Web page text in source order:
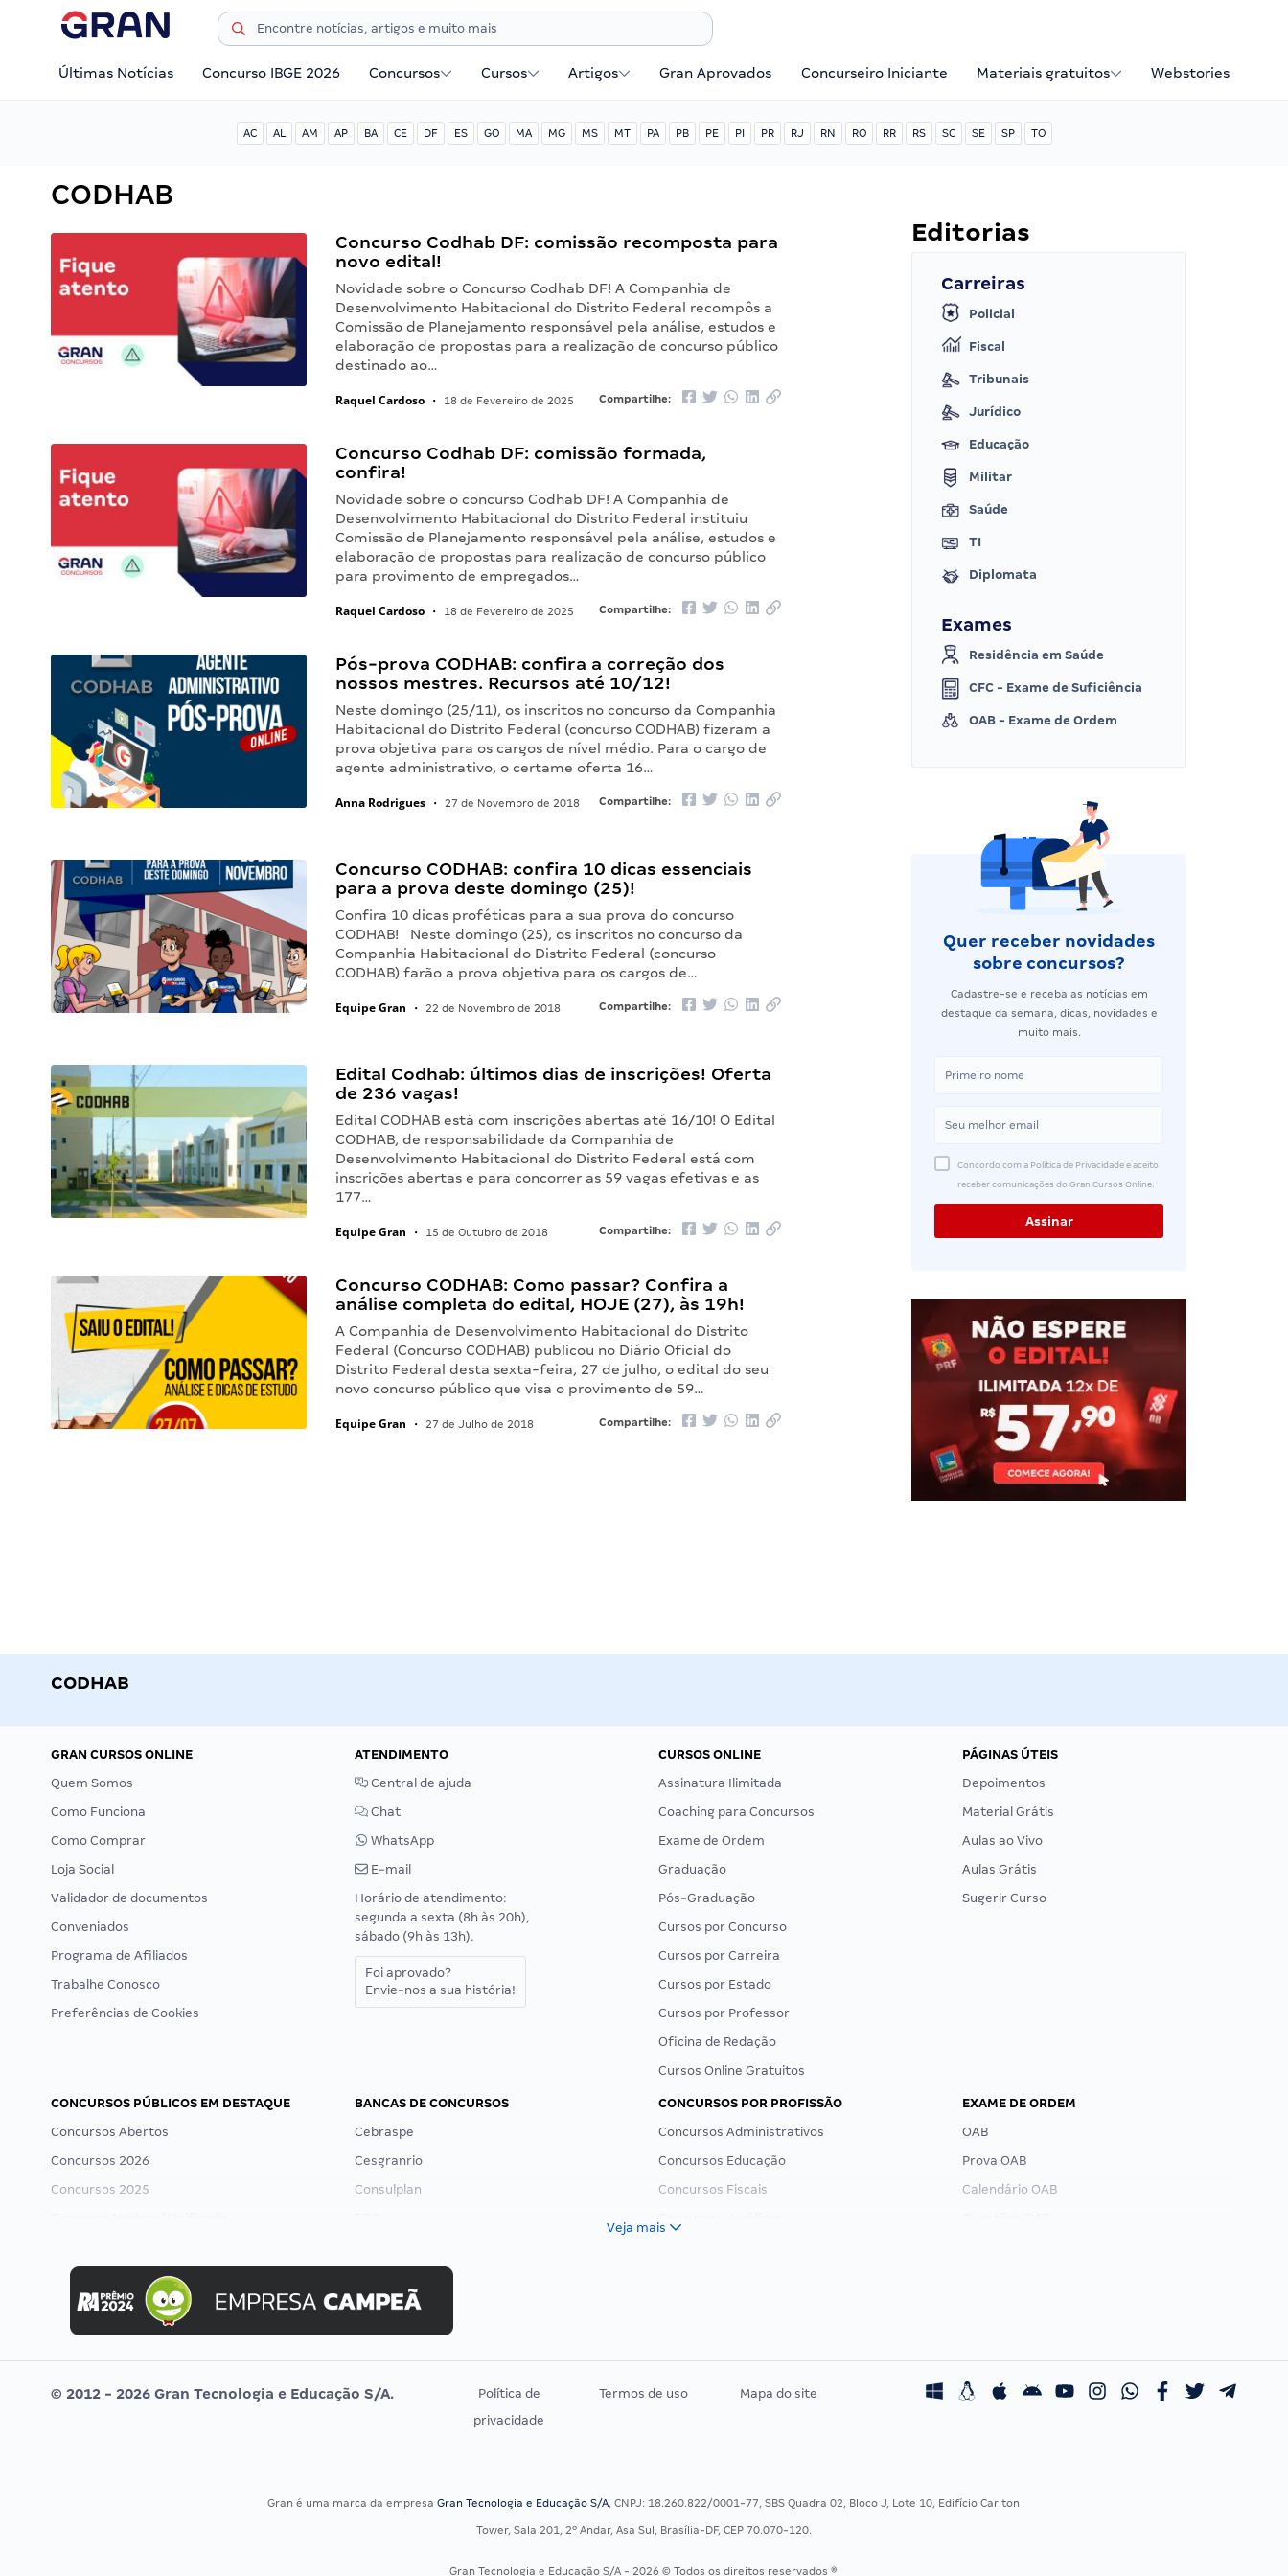
Últimas Notícias Concurso IBGE 2026 Concursos Cursos Artigos Gran Aprovados Concurseiro Iniciante Materiais gratuitos Webstories
AC AL AM AP BA CE DF ES GO MA MG MS MT PA PB PE PI PR RJ RN RO RR RS SC SE SP TO
CODHAB
Concurso Codhab DF: comissão recomposta para
novo edital!
Novidade sobre o Concurso Codhab DF! A Companhia de
Desenvolvimento Habitacional do Distrito Federal recompôs a
Comissão de Planejamento responsável pela análise, estudos e
elaboração de propostas para a realização de concurso público
destinado ao…
Raquel Cardoso • 18 de Fevereiro de 2025 Compartilhe:
Concurso Codhab DF: comissão formada,
confira!
Novidade sobre o concurso Codhab DF! A Companhia de
Desenvolvimento Habitacional do Distrito Federal instituiu
Comissão de Planejamento responsável pela análise, estudos e
elaboração de propostas para realização de concurso público
para provimento de empregados…
Raquel Cardoso • 18 de Fevereiro de 2025 Compartilhe:
Pós-prova CODHAB: confira a correção dos
nossos mestres. Recursos até 10/12!
Neste domingo (25/11), os inscritos no concurso da Companhia
Habitacional do Distrito Federal (concurso CODHAB) fizeram a
prova objetiva para os cargos de nível médio. Para o cargo de
agente administrativo, o certame oferta 16…
Anna Rodrigues • 27 de Novembro de 2018 Compartilhe:
Concurso CODHAB: confira 10 dicas essenciais
para a prova deste domingo (25)!
Confira 10 dicas proféticas para a sua prova do concurso
CODHAB! Neste domingo (25), os inscritos no concurso da
Companhia Habitacional do Distrito Federal (concurso
CODHAB) farão a prova objetiva para os cargos de…
Equipe Gran • 22 de Novembro de 2018 Compartilhe:
Edital Codhab: últimos dias de inscrições! Oferta
de 236 vagas!
Edital CODHAB está com inscrições abertas até 16/10! O Edital
CODHAB, de responsabilidade da Companhia de
Desenvolvimento Habitacional do Distrito Federal está com
inscrições abertas e para concorrer as 59 vagas efetivas e as
177…
Equipe Gran • 15 de Outubro de 2018 Compartilhe:
Concurso CODHAB: Como passar? Confira a
análise completa do edital, HOJE (27), às 19h!
A Companhia de Desenvolvimento Habitacional do Distrito
Federal (Concurso CODHAB) publicou no Diário Oficial do
Distrito Federal desta sexta-feira, 27 de julho, o edital do seu
novo concurso público que visa o provimento de 59…
Equipe Gran • 27 de Julho de 2018 Compartilhe:
Editorias
Carreiras
Policial
Fiscal
Tribunais
Jurídico
Educação
Militar
Saúde
TI
Diplomata
Exames
Residência em Saúde
CFC - Exame de Suficiência
OAB - Exame de Ordem
Quer receber novidades
sobre concursos?
Cadastre-se e receba as notícias em
destaque da semana, dicas, novidades e
muito mais.
Concordo com a Política de Privacidade e aceito
receber comunicações do Gran Cursos Online.
CODHAB
GRAN CURSOS ONLINE
Quem Somos
Como Funciona
Como Comprar
Loja Social
Validador de documentos
Conveniados
Programa de Afiliados
Trabalhe Conosco
Preferências de Cookies
ATENDIMENTO
Central de ajuda
Chat
WhatsApp
E-mail
Horário de atendimento:
segunda a sexta (8h às 20h),
sábado (9h às 13h).
Foi aprovado?
Envie-nos a sua história!
CURSOS ONLINE
Assinatura Ilimitada
Coaching para Concursos
Exame de Ordem
Graduação
Pós-Graduação
Cursos por Concurso
Cursos por Carreira
Cursos por Estado
Cursos por Professor
Oficina de Redação
Cursos Online Gratuitos
PÁGINAS ÚTEIS
Depoimentos
Material Grátis
Aulas ao Vivo
Aulas Grátis
Sugerir Curso
CONCURSOS PÚBLICOS EM DESTAQUE
Concursos Abertos
Concursos 2026
Concursos 2025
Concurso MPU
Editais publicados
BANCAS DE CONCURSOS
Cebraspe
Cesgranrio
Consulplan
Selecon
Uniase
Vunesp
CONCURSOS POR PROFISSÃO
Concursos Administrativos
Concursos Educação
Concursos Fiscais
Residência Multiprofissional
EXAME DE ORDEM
OAB
Prova OAB
Calendário OAB
Veja mais
© 2012 - 2026 Gran Tecnologia e Educação S/A.
Política de
privacidade
Termos de uso Mapa do site
Gran é uma marca da empresaGran Tecnologia e Educação S/A, CNPJ: 18.260.822/0001-77, SBS Quadra 02, Bloco J, Lote 10, Edifício Carlton
Tower, Sala 201, 2º Andar, Asa Sul, Brasília-DF, CEP 70.070-120.
Gran Tecnologia e Educação S/A - 2026 © Todos os direitos reservados ®